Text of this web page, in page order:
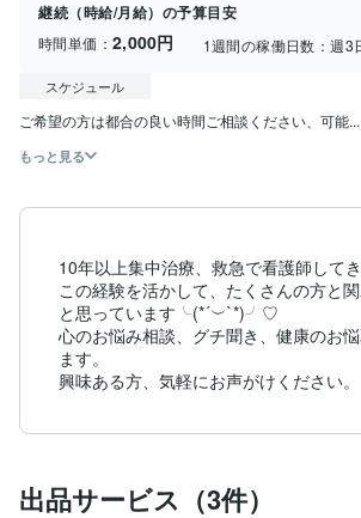
継続（時給/月給）の予算目安
時間単価： 2,000円 1週間の稼働日数：週3
スケジュール
ご希望の方は都合の良い時間ご相談ください、可能...
もっと見る
10年以上集中治療、救急で看護師してき
この経験を活かして、たくさんの方と
と思っています╰(*´︶`*)╯♡
心のお悩み相談、グチ聞き、健康のお
ます。
興味ある方、気軽にお声がけください。
出品サービス（3件）